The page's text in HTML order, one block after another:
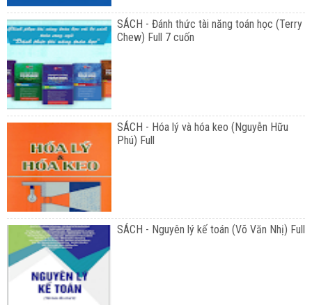
SÁCH - Đánh thức tài năng toán học (Terry
Chew) Full 7 cuốn
SÁCH - Hóa lý và hóa keo (Nguyễn Hữu
Phú) Full
SÁCH - Nguyên lý kế toán (Võ Văn Nhị) Full